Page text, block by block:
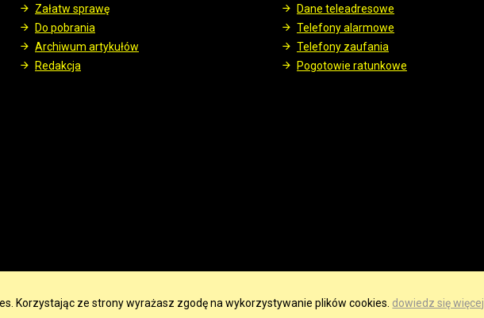
Załatw sprawę
Do pobrania
Archiwum artykułów
Redakcja
Dane teleadresowe
Telefony alarmowe
Telefony zaufania
Pogotowie ratunkowe
Korzystając ze strony wyrażasz zgodę na wykorzystywanie plików cookies. dowiedz się więcej.